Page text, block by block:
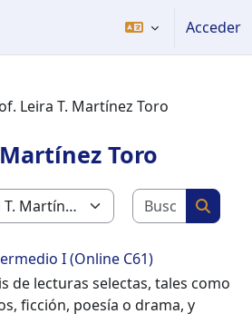
Acceder
Leira T. Martínez Toro
Toro
Buscar
I (Online C61)
de lecturas selectas, tales como
ficción, poesía o drama, y